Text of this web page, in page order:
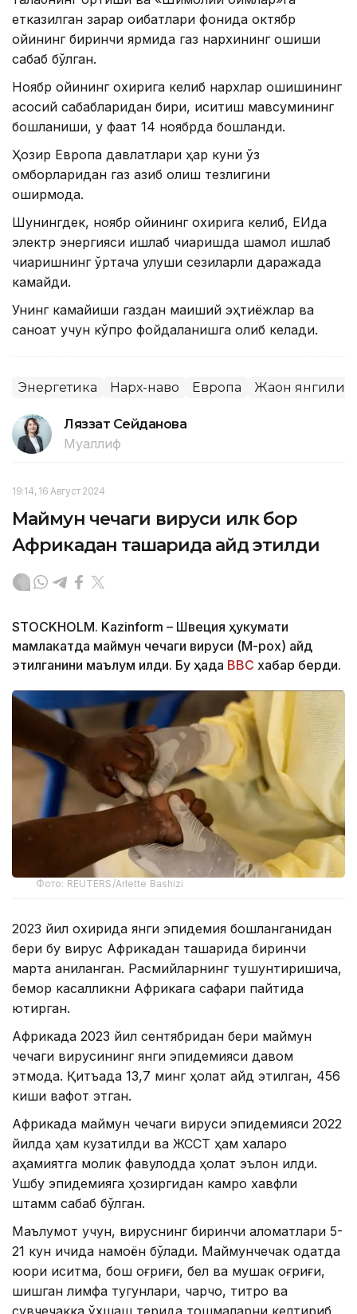
етказилган зарар оқибатлари фонида октябр
ойининг биринчи ярмида газ нархининг ошиши
сабаб бўлган.
Ноябр ойининг охирига келиб нархлар ошишининг
асосий сабабларидан бири, иситиш мавсумининг
бошланиши, у фақат 14 ноябрда бошланди.
Ҳозир Европа давлатлари ҳар куни ўз
омборларидан газ қазиб олиш тезлигини
оширмоқда.
Шунингдек, ноябр ойининг охирига келиб, ЕИда
электр энергияси ишлаб чиқаришда шамол ишлаб
чиқаришнинг ўртача улуши сезиларли даражада
камайди.
Унинг камайиши газдан маиший эҳтиёжлар ва
саноат учун кўпроқ фойдаланишга олиб келади.
Энергетика Нарх-наво Европа Жаҳон
Ляззат Сейданова
Муаллиф
19:14, 16 Август 2024
Маймун чечаги вируси илк бор
Африкадан ташқарида қайд этилди
STOCKHOLM. Kazinform – Швеция ҳукумати
мамлакатда маймун чечаги вируси (M-pox) қайд
этилганини маълум қилди. Бу ҳақда BBC хабар берди.
Фото: REUTERS/Arlette Bashizi
2023 йил охирида янги эпидемия бошланганидан
бери бу вирус Африкадан ташқарида биринчи
марта аниқланган. Расмийларнинг тушунтиришича,
бемор касалликни Африкага сафари пайтида
юқтирган.
Африкада 2023 йил сентябридан бери маймун
чечаги вирусининг янги эпидемияси давом
этмоқда. Қитъада 13,7 минг ҳолат қайд этилган, 456
киши вафот этган.
Африкада маймун чечаги вируси эпидемияси 2022
йилда ҳам кузатилди ва ЖССТ ҳам халқаро
аҳамиятга молик фавқулодда ҳолат эълон қилди.
Ушбу эпидемияга ҳозиргидан камроқ хавфли
штамм сабаб бўлган.
Маълумот учун, вируснинг биринчи аломатлари 5-
21 кун ичида намоён бўлади. Маймунчечак одатда
юқори иситма, бош оғриғи, бел ва мушак оғриғи,
шишган лимфа тугунлари, чарчоқ, титроқ ва
сувчечакка ўхшаш терида тошмаларни келтириб